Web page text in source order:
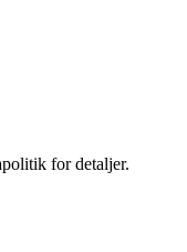
for detaljer.